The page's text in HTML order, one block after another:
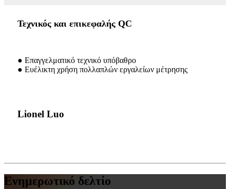
Τεχνικός και επικεφαλής QC
● Επαγγελματικό τεχνικό υπόβαθρο
● Ευέλικτη χρήση πολλαπλών εργαλείων μέτρησης
Lionel Luo
Ενημερωτικό δελτίο